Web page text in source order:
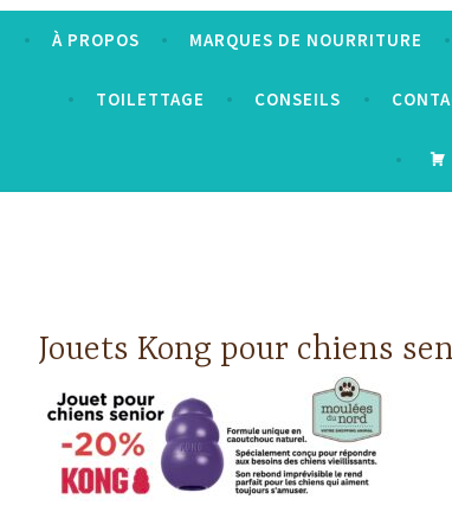
À PROPOS MARQUES DE NOURRITURE
TOILETTAGE CONSEILS
Jouets Kong pour chiens